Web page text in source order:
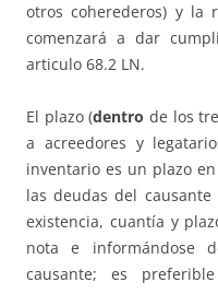
otros coherederos) y la
comenzará a dar
articulo 68.2 LN.
El plazo (dentro de los
a acreedores y
inventario es un plazo
las deudas del
existencia, cuantía y
nota e informándose
causante; es